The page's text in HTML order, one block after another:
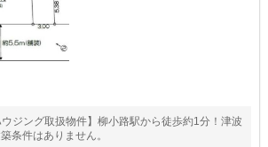
ウジング取扱物件】柳小路駅から徒歩約1分！津波
条件はありません。